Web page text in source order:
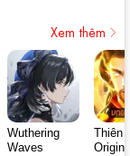
Xem thêm
Wuthering
Waves
Thiên
Origin